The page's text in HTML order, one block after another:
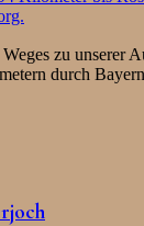
zu unserer
durch